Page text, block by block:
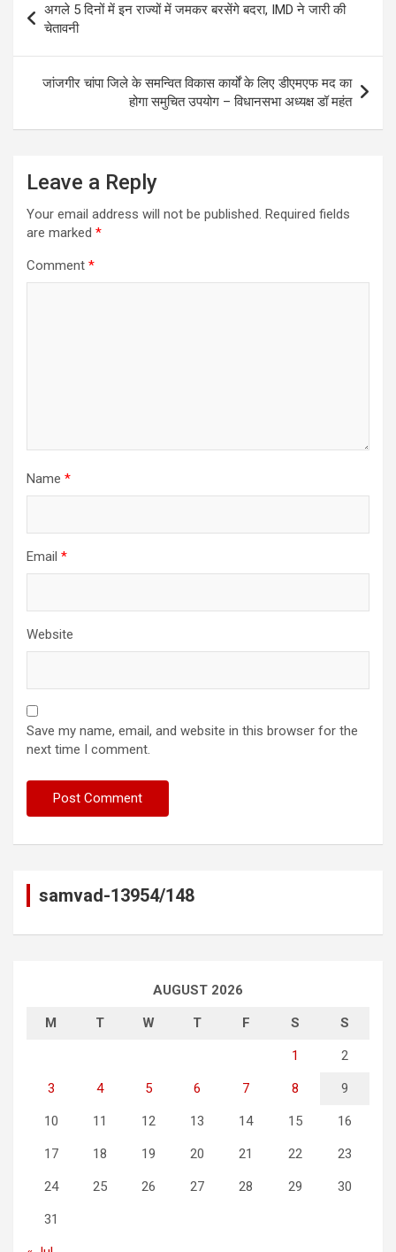
navigation
अगले 5 दिनों में इन राज्यों में जमकर बरसेंगे बदरा, IMD ने जारी की
चेतावनी
जांजगीर चांपा जिले के समन्वित विकास कार्यों के लिए डीएमएफ मद का
होगा समुचित उपयोग – विधानसभा अध्यक्ष डॉ महंत
Leave a Reply
Your email address will not be published. Required fields
are marked *
Comment *
Name *
Email *
Website
Save my name, email, and website in this browser for the
next time I comment.
samvad-13954/148
AUGUST 2026
M T W T F S S
1 2
3 4 5 6 7 8 9
10 11 12 13 14 15 16
17 18 19 20 21 22 23
24 25 26 27 28 29 30
31